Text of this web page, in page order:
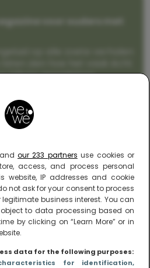
our 233 partners use cookies or
access, and process personal
website, IP addresses and cookie
not ask for your consent to process
business interest. You can
to data processing based on
by clicking on “Learn More” or in
data for the following purposes:
for identification,
voor ouders met
blijven genadeloos
hoe het leven er aan toe
(eenouder)gezin. Dus
huis, schuimbekkende
achter het behang.